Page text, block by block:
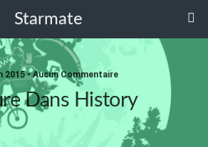
Starmate
2015 •Aucun Commentaire
Dans History